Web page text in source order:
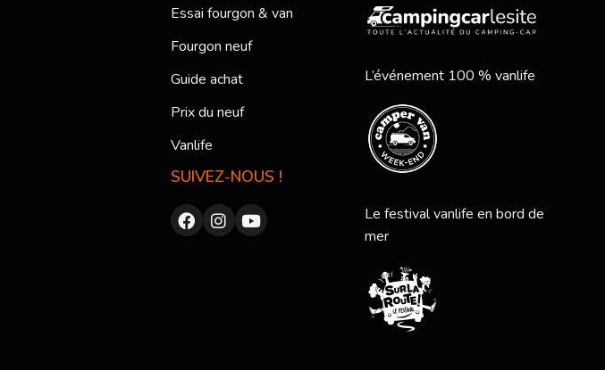
Essai fourgon & van
Fourgon neuf
Guide achat
Prix du neuf
Vanlife
SUIVEZ-NOUS !
L’événement 100 % vanlife
Le festival vanlife en bord de
mer